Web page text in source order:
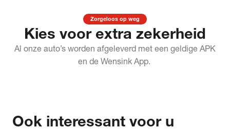
Zorgeloos op weg
Kies voor extra zekerheid
Al onze auto’s worden afgeleverd met een geldige APK
en de Wensink App.
Ook interessant voor u